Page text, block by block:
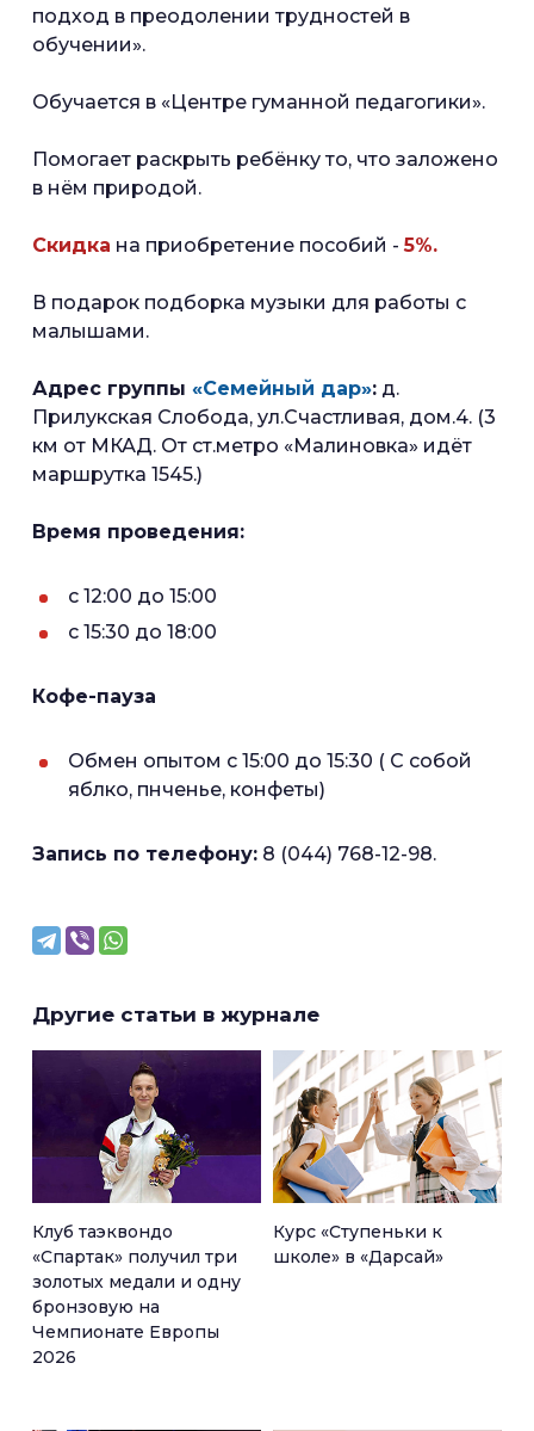
подход в преодолении трудностей в
обучении».
Обучается в «Центре гуманной педагогики».
Помогает раскрыть ребёнку то, что заложено
в нём природой.
Скидка на приобретение пособий -5%.
В подарок подборка музыки для работы с
малышами.
Адрес группы «Семейный дар»: д.
Прилукская Слобода, ул.Счастливая, дом.4. (3
км от МКАД. От ст.метро «Малиновка» идёт
маршрутка 1545.)
Время проведения:
с 12:00 до 15:00
с 15:30 до 18:00
Кофе-пауза
Обмен опытом с 15:00 до 15:30 ( С собой
яблко, пнченье, конфеты)
Запись по телефону: 8 (044) 768-12-98.
Другие статьи в журнале
Клуб таэквондо
«Спартак» получил три
золотых медали и одну
бронзовую на
Чемпионате Европы
2026
Курс «Ступеньки к
школе» в «Дарсай»